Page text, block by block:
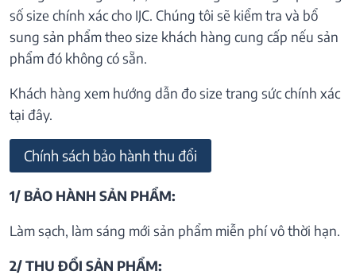
số size chính xác cho IJC. Chúng tôi sẽ kiểm tra và bổ
sung sản phẩm theo size khách hàng cung cấp nếu sản
phẩm đó không có sẵn.
Khách hàng xem hướng dẫn đo size trang sức chính xác
tại đây.
Chính sách bảo hành thu đổi
1/ BẢO HÀNH SẢN PHẨM:
Làm sạch, làm sáng mới sản phẩm miễn phí vô thời hạn.
2/ THU ĐỔI SẢN PHẨM: